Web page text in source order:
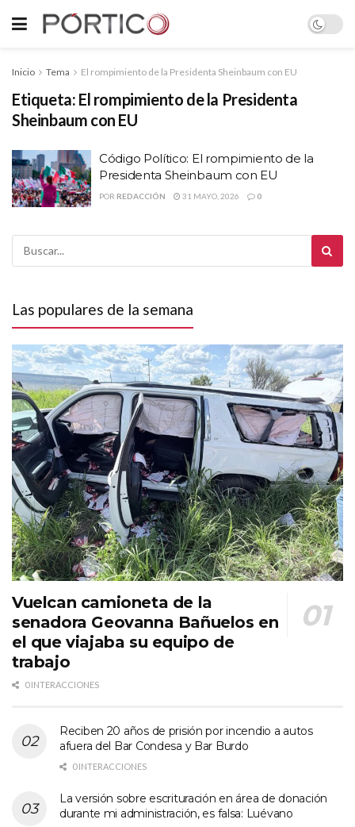
Inicio Tema El rompimiento de la Presidenta Sheinbaum con EU
Etiqueta: El rompimiento de la Presidenta
Sheinbaum con EU
Código Político: El rompimiento de la
Presidenta Sheinbaum con EU
POR REDACCIÓN 31 MAYO, 2026 0
Las populares de la semana
Vuelcan camioneta de la
senadora Geovanna Bañuelos en
el que viajaba su equipo de
trabajo
0 INTERACCIONES
Reciben 20 años de prisión por incendio a autos
afuera del Bar Condesa y Bar Burdo
0 INTERACCIONES
La versión sobre escrituración en área de donación
durante mi administración, es falsa: Luévano